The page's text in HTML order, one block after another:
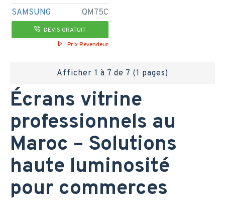
Écrans vitrine
professionnels au
Maroc – Solutions
haute luminosité
pour commerces
SAMSUNG QM75C
DEVIS GRATUIT
Prix Revendeur
Afficher 1 à 7 de 7 (1 pages)